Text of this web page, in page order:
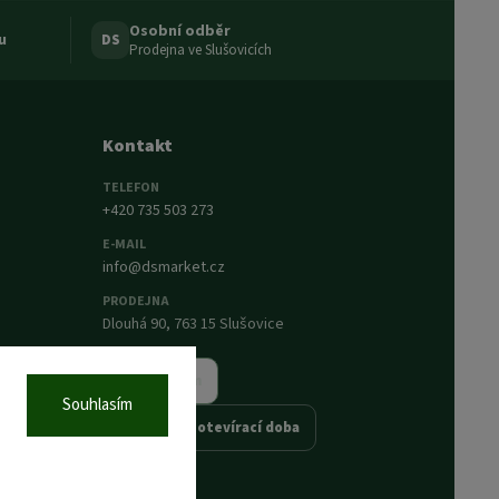
Souhlasím
DS Osobní odběr
Prodejna ve Slušovicích
Kontakt
TELEFON
+420 735 503 273
E-MAIL
info@dsmarket.cz
PRODEJNA
Dlouhá 90, 763 15 Slušovice
Napsat nám
Prodejna a otevírací doba